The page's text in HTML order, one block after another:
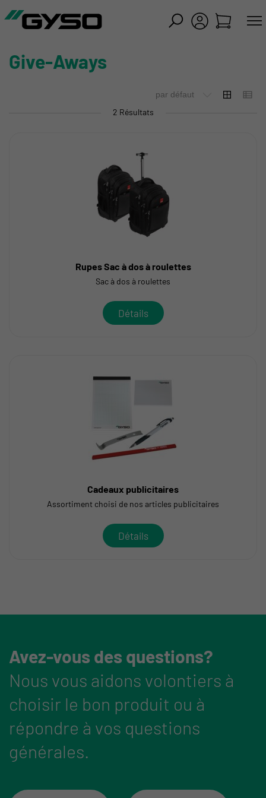
Give-Aways
2 Résultats
Rupes Sac à dos à roulettes
Sac à dos à roulettes
Détails
Cadeaux publicitaires
Assortiment choisi de nos articles publicitaires
Détails
Avez-vous des questions?
Nous vous aidons volontiers à
choisir le bon produit ou à
répondre à vos questions
générales.